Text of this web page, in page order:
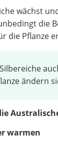
wächst
die
die Pflanze
ändern
warmen